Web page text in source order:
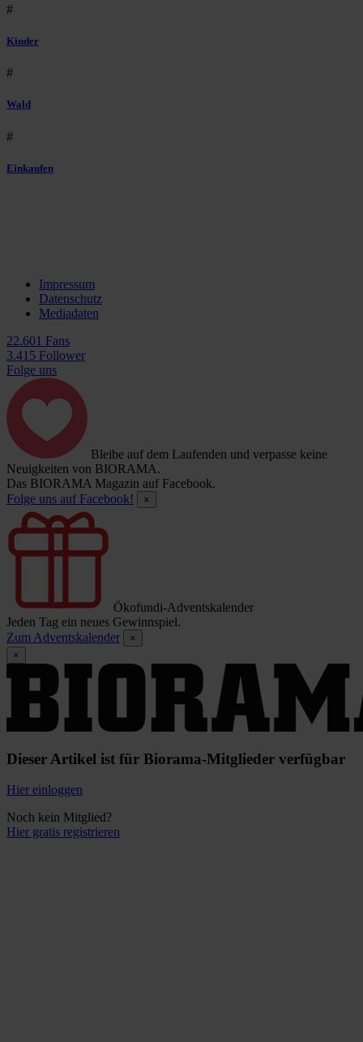
#
Kinder
#
Wald
#
Einkaufen
Impressum
Datenschutz
Mediadaten
22.601 Fans
3.415 Follower
Folge uns
Bleibe auf dem Laufenden und verpasse keine
Neuigkeiten von BIORAMA.
Das BIORAMA Magazin auf Facebook.
Folge uns auf Facebook!
×
Ökofundi-Adventskalender
Jeden Tag ein neues Gewinnspiel.
Zum Adventskalender
×
×
Dieser Artikel ist für Biorama-Mitglieder verfügbar
Hier einloggen
Noch kein Mitglied?
Hier gratis registrieren